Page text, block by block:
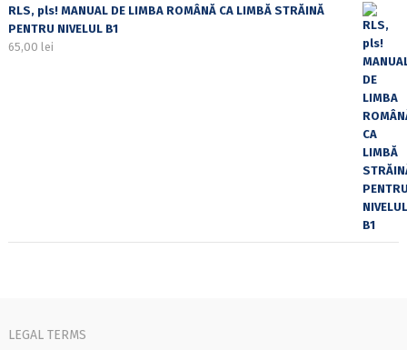
RLS, pls! MANUAL DE LIMBA ROMÂNĂ CA LIMBĂ STRĂINĂ
PENTRU NIVELUL B1
65,00 lei
LEGAL TERMS